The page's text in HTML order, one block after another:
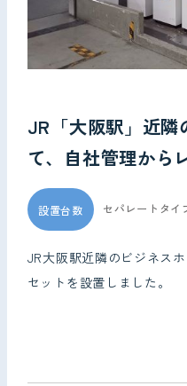
JR「大阪駅」近隣
て、自社管理から
設置台数 セパレートタイ
JR大阪駅近隣のビジネス
セットを設置しました。